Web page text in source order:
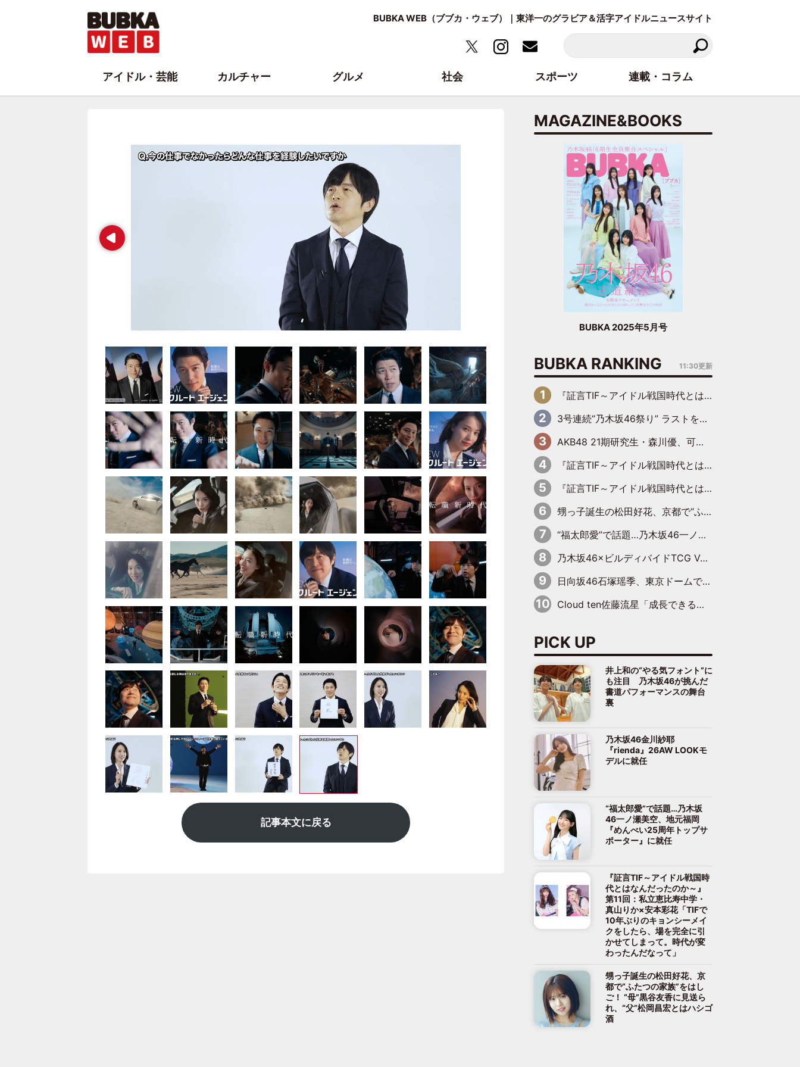
BUBKA WEB（ブブカ・ウェブ）｜東洋一のグラビア＆活字アイドルニュースサイト
Prev
記事本文に戻る
MAGAZINE&BOOKS
BUBKA 2025年5月号
BUBKA RANKING 11:30更新
『証言TIF～アイドル戦国時代とはなんだったのか～』第6回：でんぱ組.inc・古川未鈴×相沢梨紗「『ハロプロやりたかったな』って言ったら、夢眠ねむさんに『てめえはでんぱ組．incなんだよ！』って肩パンされて(笑)」
3号連続“乃木坂46祭り” ラストを飾るのは賀喜遥香…5年ぶりの登場に「5年分大人になった私を見ていただけたら」
AKB48 21期研究生・森川優、可愛さもある大人の女性に
『証言TIF～アイドル戦国時代とはなんだったのか～』第11回：私立恵比寿中学・真山りか×安本彩花「TIFで10年ぶりのキョンシーメイクをしたら、場を完全に引かせてしまって。時代が変わったんだなって」
『証言TIF～アイドル戦国時代とはなんだったのか～』第10回：さくら学院・武藤彩未×飯田らうら「正直、中3で辞めるというのを信じてなくて。そう言われてはいたけど、嘘でしょって」
甥っ子誕生の松田好花、京都で“ふたつの家族”をはしご！ “母”黒谷友香に見送られ、“父”松岡昌宏とはハシゴ酒
“福太郎愛”で話題…乃木坂46一ノ瀬美空、地元福岡『めんべい25周年トップサポーター』に就任
乃木坂46×ビルディバイドTCG Vol.2公開 賀喜遥香＆田村真佑が『京まふ』ステージに登壇
日向坂46石塚瑶季、東京ドームで“観戦バレ”！ ナイツ・塙も認めた「巨人に詳しすぎるアイドル」は元VENUSスクール生で杉内コーチ推し⁉
Cloud ten佐藤流星「成長できる余地がたくさん」、本田高優「何度見ても飽きない公演に」
PICK UP
井上和の“やる気フォント”に
も注目 乃木坂46が挑んだ
書道パフォーマンスの舞台
裏
乃木坂46金川紗耶
『rienda』26AW LOOKモ
デルに就任
“福太郎愛”で話題…乃木坂
46一ノ瀬美空、地元福岡
『めんべい25周年トップサ
ポーター』に就任
『証言TIF～アイドル戦国時
代とはなんだったのか～』
第11回：私立恵比寿中学・
真山りか×安本彩花「TIFで
10年ぶりのキョンシーメイ
クをしたら、場を完全に引
かせてしまって。時代が変
わったんだなって」
甥っ子誕生の松田好花、京
都で“ふたつの家族”をはし
ご！ “母”黒谷友香に見送ら
れ、“父”松岡昌宏とはハシゴ
酒
アイドル・芸能 カルチャー グルメ 社会 スポーツ 連載・コラム